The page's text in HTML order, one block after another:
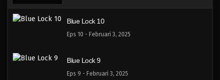
Blue Lock 10
Eps 10 - Februari 3, 2025
Blue Lock 9
Eps 9 - Februari 3, 2025